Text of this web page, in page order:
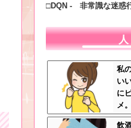
□DQN - 非常識な迷惑
私
い
に
メ
こ
飲